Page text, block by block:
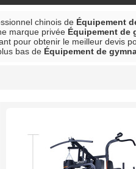
chinois de Équipement
marque privée Équipement de
pour obtenir le meilleur devis
bas de Équipement de